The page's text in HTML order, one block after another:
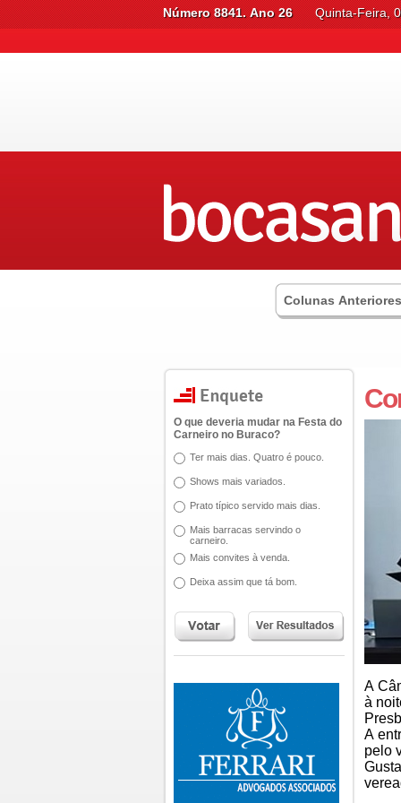
Número 8841. Ano 26 Quinta-Feira,
Colunas Anteriores
O que deveria mudar na Festa do
Carneiro no Buraco?
Ter mais dias. Quatro é pouco.
Shows mais variados.
Prato típico servido mais dias.
Mais barracas servindo o
carneiro.
Mais convites à venda.
Deixa assim que tá bom.
A
à
A
pelo